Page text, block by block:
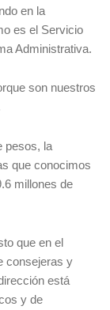
en la
es el Servicio
Administrativa.
son nuestros
pesos, la
que conocimos
millones de
que en el
consejeras y
está
y de